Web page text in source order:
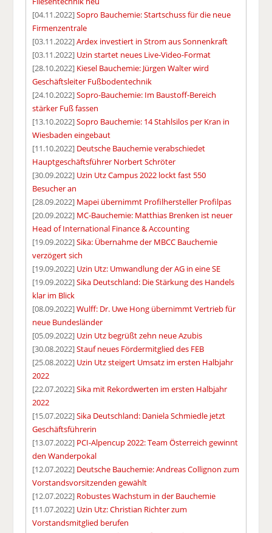
[04.11.2022]Sopro Bauchemie: Startschuss für die neue
Firmenzentrale
[03.11.2022]Ardex investiert in Strom aus Sonnenkraft
[03.11.2022] Uzin startet neues Live-Video-Format
[28.10.2022] Kiesel Bauchemie: Jürgen Walter wird
Geschäftsleiter Fußbodentechnik
[24.10.2022]Sopro-Bauchemie: Im Baustoff-Bereich
stärker Fuß fassen
[13.10.2022]Sopro Bauchemie: 14 Stahlsilos per Kran in
Wiesbaden eingebaut
[11.10.2022] Deutsche Bauchemie verabschiedet
Hauptgeschäftsführer Norbert Schröter
[30.09.2022] Uzin Utz Campus 2022 lockt fast 550
Besucher an
[28.09.2022] Mapei übernimmt Profilhersteller Profilpas
[20.09.2022] MC-Bauchemie: Matthias Brenken ist neuer
Head of International Finance & Accounting
[19.09.2022]Sika: Übernahme der MBCC Bauchemie
verzögert sich
[19.09.2022] Uzin Utz: Umwandlung der AG in eine SE
[19.09.2022]Sika Deutschland: Die Stärkung des Handels
klar im Blick
[08.09.2022]Wulff: Dr. Uwe Hong übernimmt Vertrieb für
neue Bundesländer
[05.09.2022] Uzin Utz begrüßt zehn neue Azubis
[30.08.2022]Stauf neues Fördermitglied des FEB
[25.08.2022] Uzin Utz steigert Umsatz im ersten Halbjahr
2022
[22.07.2022]Sika mit Rekordwerten im ersten Halbjahr
2022
[15.07.2022]Sika Deutschland: Daniela Schmiedle jetzt
Geschäftsführerin
[13.07.2022] PCI-Alpencup 2022: Team Österreich gewinnt
den Wanderpokal
[12.07.2022] Deutsche Bauchemie: Andreas Collignon zum
Vorstandsvorsitzenden gewählt
[12.07.2022] Robustes Wachstum in der Bauchemie
[11.07.2022] Uzin Utz: Christian Richter zum
Vorstandsmitglied berufen